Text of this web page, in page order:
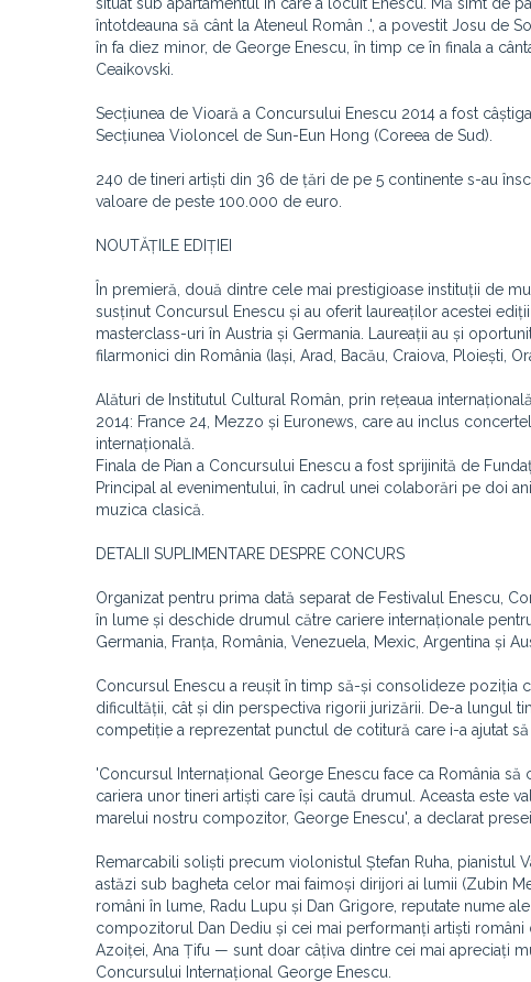
întotdeauna să cânt la Ateneul Român .', a povestit Josu de
în fa diez minor, de George Enescu, în timp ce în finala a
Ceaikovski.
Secțiunea de Vioară a Concursului Enescu 2014 a fost
Secțiunea Violoncel de Sun-Eun Hong (Coreea de Sud).
240 de tineri artiști din 36 de țări de pe 5 continente s-au
valoare de peste 100.000 de euro.
NOUTĂȚILE EDIȚIEI
În premieră, două dintre cele mai prestigioase instituții de
susținut Concursul Enescu și au oferit laureaților acestei
masterclass-uri în Austria și Germania. Laureații au și
filarmonici din România (Iași, Arad, Bacău, Craiova, Ploiești,
Alături de Institutul Cultural Român, prin rețeaua
2014: France 24, Mezzo și Euronews, care au inclus
internațională.
Finala de Pian a Concursului Enescu a fost sprijinită de
Principal al evenimentului, în cadrul unei colaborări pe doi
muzica clasică.
DETALII SUPLIMENTARE DESPRE CONCURS
Organizat pentru prima dată separat de Festivalul Enescu,
în lume și deschide drumul către cariere internaționale
Germania, Franța, România, Venezuela, Mexic, Argentina și
Concursul Enescu a reușit în timp să-și consolideze poziția
dificultății, cât și din perspectiva rigorii jurizării. De-a lungul
competiție a reprezentat punctul de cotitură care i-a ajutat
'Concursul Internațional George Enescu face ca România
cariera unor tineri artiști care își caută drumul. Aceasta este
marelui nostru compozitor, George Enescu', a declarat
Remarcabili soliști precum violonistul Ștefan Ruha, pianistul
astăzi sub bagheta celor mai faimoși dirijori ai lumii (Zubin
români în lume, Radu Lupu și Dan Grigore, reputate nume
compozitorul Dan Dediu și cei mai performanți artiști
Azoiței, Ana Țifu — sunt doar câțiva dintre cei mai apreciați
Concursului Internațional George Enescu.